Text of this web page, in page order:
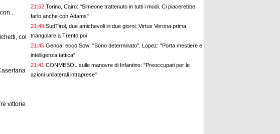
col
vittorie
21:52 Torino, Cairo: "Simeone trattenuto in tutti i modi. Ci piacerebbe
farlo anche con Adams"
21:49 SudTirol, due amichevoli in due giorni: Virtus Verona prima,
triangolare a Trento poi
21:45 Genoa, ecco Sow: "Sono determinato". Lopez: "Porta mestiere e
intelligenza tattica"
21:41 CONMEBOL sulle manovre di Infantino: "Preoccupati per le
azioni unilaterali intraprese"